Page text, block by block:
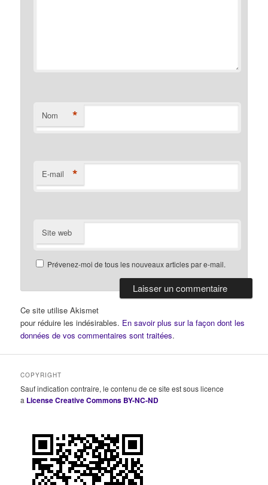
Nom *
E-mail *
Site web
Prévenez-moi de tous les nouveaux articles par e-mail.
Ce site utilise Akismet
pour réduire les indésirables. En savoir plus sur la façon dont les
données de vos commentaires sont traitées.
COPYRIGHT
Sauf indication contraire, le contenu de ce site est sous licence
a License Creative Commons BY-NC-ND